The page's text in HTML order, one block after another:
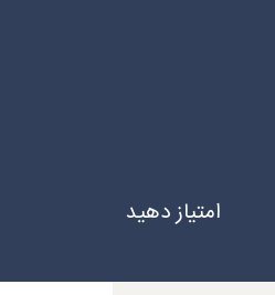
امتیاز دهید